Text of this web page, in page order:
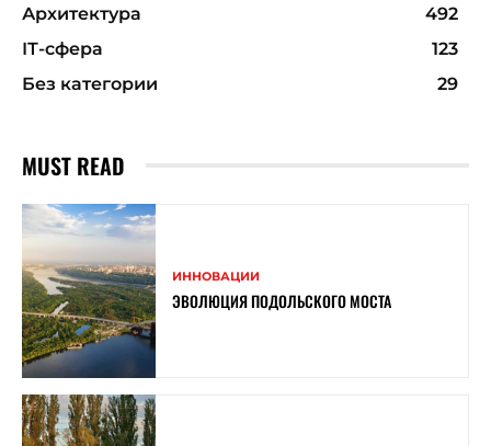
Архитектура
492
ІТ-сфера
123
Без категории
29
MUST READ
ИННОВАЦИИ
ЭВОЛЮЦИЯ ПОДОЛЬСКОГО МОСТА